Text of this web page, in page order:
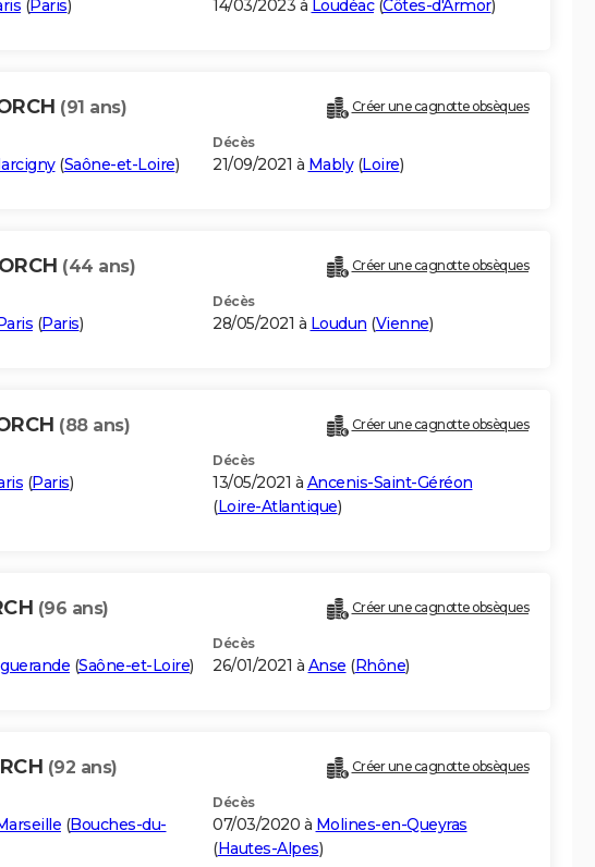
(Paris) 14/03/2023 à Loudéac(Côtes-d'Armor)
(91 ans) Créer une cagnotte obsèques
(Saône-et-Loire)
Décès
21/09/2021 à Mably(Loire)
(44 ans) Créer une cagnotte obsèques
(Paris)
Décès
28/05/2021 à Loudun (Vienne)
(88 ans) Créer une cagnotte obsèques
(Paris)
Décès
13/05/2021 à Ancenis-Saint-Géréon
(Loire-Atlantique)
(96 ans) Créer une cagnotte obsèques
(Saône-et-Loire)
Décès
26/01/2021 à Anse (Rhône)
(92 ans) Créer une cagnotte obsèques
(Bouches-du-
Décès
07/03/2020 à Molines-en-Queyras
(Hautes-Alpes)